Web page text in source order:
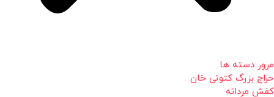
مرور دسته ها
حراج بزرگ کتونی خان
کفش مردانه